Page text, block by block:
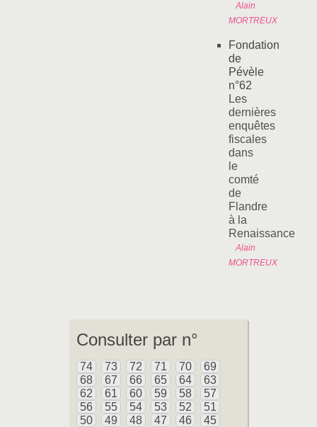
Alain
MORTREUX
Fondation
de
Pévèle
n°62
Les
dernières
enquêtes
fiscales
dans
le
comté
de
Flandre
à la
Renaissance
Alain
MORTREUX
Consulter par n°
74 73 72 71 70
69
68
67 66 65 64
63
62
61 60 59 58
57
56
55 54 53 52
51
50
49 48 47 46
45